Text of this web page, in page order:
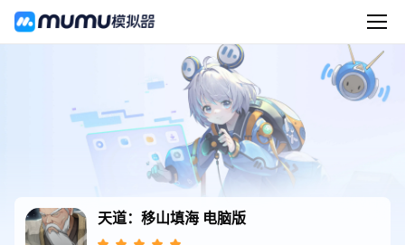
天道：移山填海 电脑版